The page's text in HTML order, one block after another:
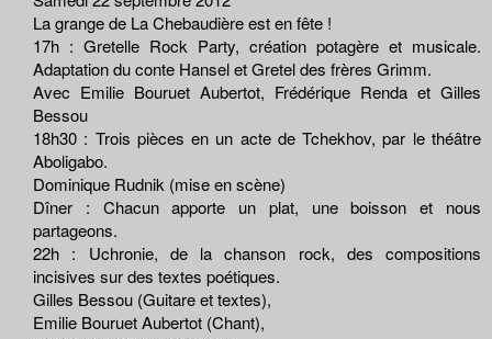
La grange de La Chebaudière est en fête !
17h : Gretelle Rock Party, création potagère et musicale.
Adaptation du conte Hansel et Gretel des frères Grimm.
Avec Emilie Bouruet Aubertot, Frédérique Renda et Gilles
Bessou
18h30 : Trois pièces en un acte de Tchekhov, par le théâtre
Aboligabo.
Dominique Rudnik (mise en scène)
Dîner : Chacun apporte un plat, une boisson et nous
partageons.
22h : Uchronie, de la chanson rock, des compositions
incisives sur des textes poétiques.
Gilles Bessou (Guitare et textes),
Emilie Bouruet Aubertot (Chant),